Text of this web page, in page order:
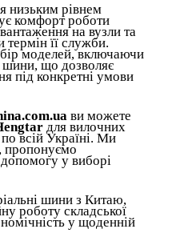
низьким рівнем
комфорт роботи
на вузли та
термін її служби.
моделей, включаючи
шини, що дозволяє
під конкретні умови
ви можете
для вилочних
всій Україні. Ми
пропонуємо
у виборі
шини з Китаю,
роботу складської
у щоденній